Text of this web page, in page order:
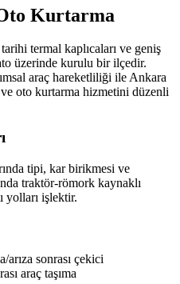
Kurtarma
termal kaplıcaları ve geniş
üzerinde kurulu bir ilçedir.
araç hareketliliği ile Ankara
oto kurtarma hizmetini düzenli
tipi, kar birikmesi ve
traktör-römork kaynaklı
yolları işlektir.
sonrası çekici
araç taşıma